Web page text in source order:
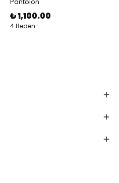
₺ 1,100.00
4 Beden